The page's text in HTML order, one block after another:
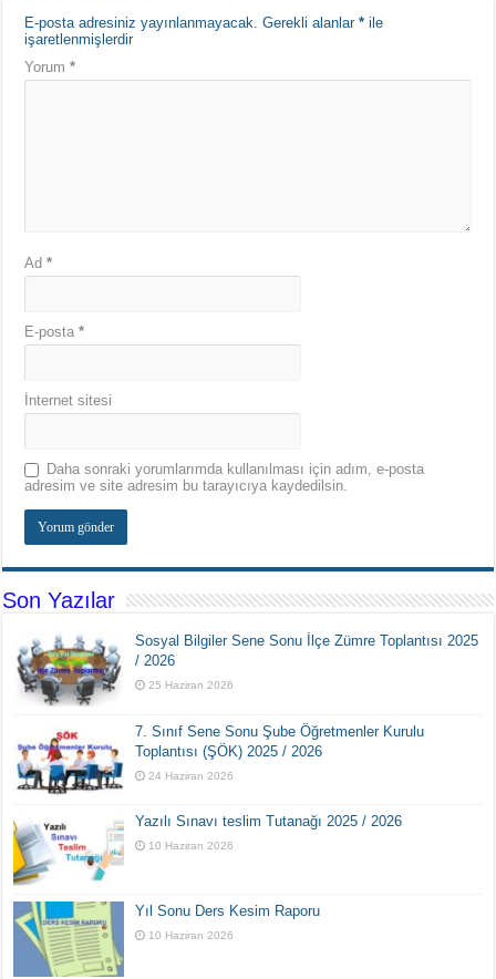
E-posta adresiniz yayınlanmayacak. Gerekli alanlar* ile
işaretlenmişlerdir
Yorum*
Ad*
E-posta*
İnternet sitesi
Daha sonraki yorumlarımda kullanılması için adım, e-posta
adresim ve site adresim bu tarayıcıya kaydedilsin.
Son Yazılar
Sosyal Bilgiler Sene Sonu İlçe Zümre Toplantısı 2025
/ 2026
25 Haziran 2026
7. Sınıf Sene Sonu Şube Öğretmenler Kurulu
Toplantısı (ŞÖK) 2025 / 2026
24 Haziran 2026
Yazılı Sınavı teslim Tutanağı 2025 / 2026
10 Haziran 2026
Yıl Sonu Ders Kesim Raporu
10 Haziran 2026